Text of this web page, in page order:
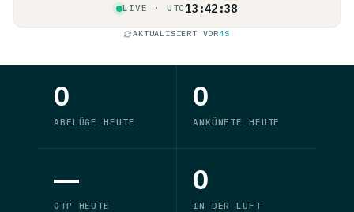
LIVE · UTC13:42:38
AKTUALISIERT VOR4S
0
ABFLÜGE HEUTE
0
ANKÜNFTE HEUTE
—
OTP HEUTE
0
IN DER LUFT